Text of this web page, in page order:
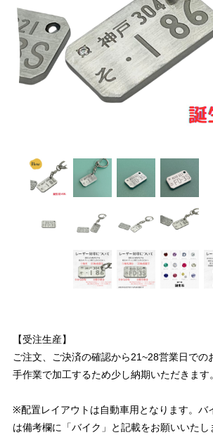
【受注生産】
ご注文、ご決済の確認から21~28営業日での
手作業で加工するため少し納期いただきます
※配置レイアウトは自動車用となります。バ
は備考欄に「バイク」と記載をお願いいたし